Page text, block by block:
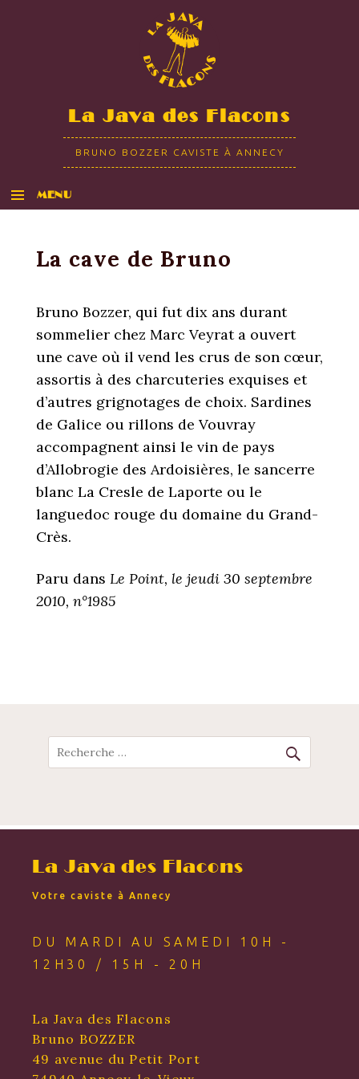
La Java des Flacons
BRUNO BOZZER CAVISTE À ANNECY
MENU
La cave de Bruno
Bruno Bozzer, qui fut dix ans durant
sommelier chez Marc Veyrat a ouvert
une cave où il vend les crus de son cœur,
assortis à des charcuteries exquises et
d’autres grignotages de choix. Sardines
de Galice ou rillons de Vouvray
accompagnent ainsi le vin de pays
d’Allobrogie des Ardoisières, le sancerre
blanc La Cresle de Laporte ou le
languedoc rouge du domaine du Grand-
Crès.
Paru dans Le Point, le jeudi 30 septembre
2010, n°1985
Recherche
La Java des Flacons
Votre caviste à Annecy
DU MARDI AU SAMEDI 10H -
12H30 / 15H - 20H
La Java des Flacons
Bruno BOZZER
49 avenue du Petit Port